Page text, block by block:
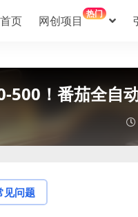
首页 网创项目 热门
500！番茄全自
见问题